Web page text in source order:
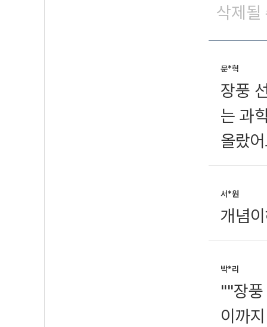
삭제될
문*혁
장풍
는 과
올랐
서*원
개념
박*리
""장풍
이까